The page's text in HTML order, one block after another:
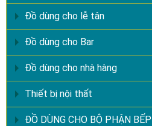
Đồ dùng cho lễ tân
Đồ dùng cho Bar
Đồ dùng cho nhà hàng
Thiết bị nội thất
ĐỒ DÙNG CHO BỘ PHẬN BẾP